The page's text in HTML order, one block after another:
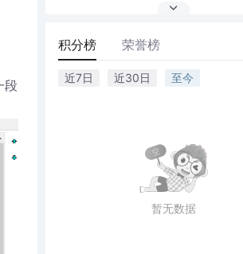
段
积分榜 荣誉榜
近7日 近30日 至今
暂无数据